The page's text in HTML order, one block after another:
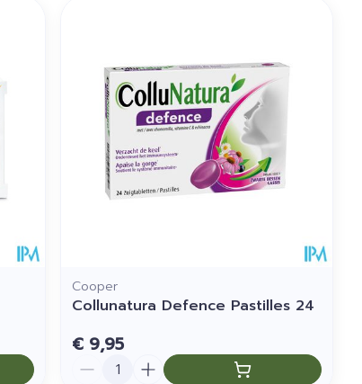
Cooper
Collunatura Defence Pastilles 24
€ 9,95
Aantal